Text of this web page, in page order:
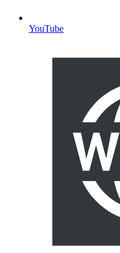
YouTube